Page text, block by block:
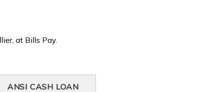
at Bills Pay.
ANSI CASH LOAN